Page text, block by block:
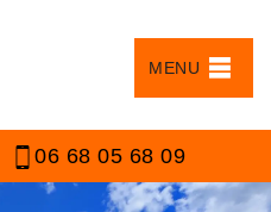
MENU
06 68 05 68 09